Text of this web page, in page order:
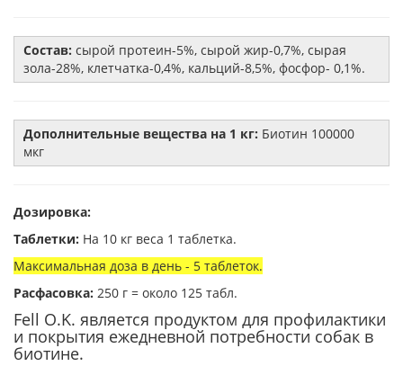
Состав: сырой протеин-5%, сырой жир-0,7%, сырая
зола-28%, клетчатка-0,4%, кальций-8,5%, фосфор- 0,1%.
Дополнительные вещества на 1 кг: Биотин 100000
мкг
Дозировка:
Таблетки: На 10 кг веса 1 таблетка.
Максимальная доза в день - 5 таблеток.
Расфасовка: 250 г = около 125 табл.
Fell O.K. является продуктом для профилактики
и покрытия ежедневной потребности собак в
биотине.